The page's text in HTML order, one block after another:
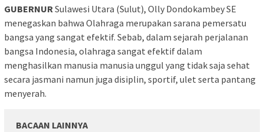
GUBERNURSulawesi Utara (Sulut), Olly Dondokambey SE
menegaskan bahwa Olahraga merupakan sarana pemersatu
bangsa yang sangat efektif. Sebab, dalam sejarah perjalanan
bangsa Indonesia, olahraga sangat efektif dalam
menghasilkan manusia manusia unggul yang tidak saja sehat
secara jasmani namun juga disiplin, sportif, ulet serta pantang
menyerah.
BACAAN LAINNYA